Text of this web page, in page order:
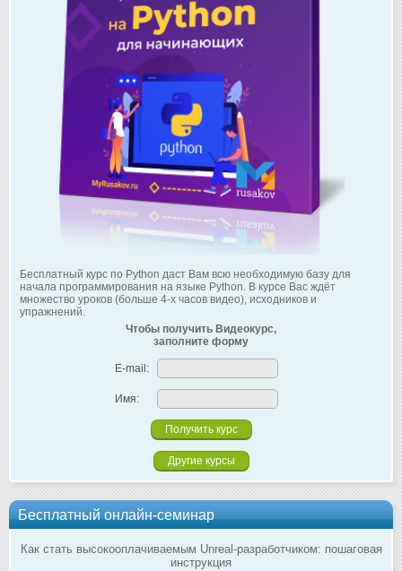
Бесплатный курс по Python даст Вам всю необходимую базу для
начала программирования на языке Python. В курсе Вас ждёт
множество уроков (больше 4-х часов видео), исходников и
упражнений.
Чтобы получить Видеокурс,
заполните форму
E-mail:
Имя:
Другие курсы
Бесплатный онлайн-семинар
Как стать высокооплачиваемым Unreal-разработчиком: пошаговая
инструкция